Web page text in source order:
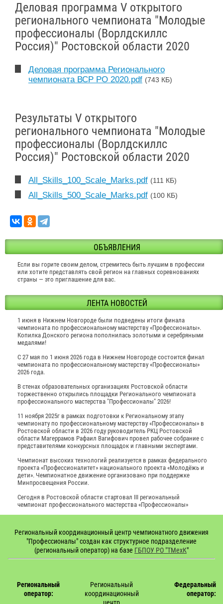
Деловая программа V открытого
регионального чемпионата "Молодые
профессионалы (Ворлдскиллс
Россия)" Ростовской области 2020
Деловая программа Регионального
чемпионата ВСР РО 2020.pdf (743 КБ)
Результаты V открытого
регионального чемпионата "Молодые
профессионалы (Ворлдскиллс
Россия)" Ростовской области 2020
All_Skills_100_Scale_Marks.pdf (111 КБ)
All_Skills_500_Scale_Marks.pdf (100 КБ)
ОБЪЯВЛЕНИЯ
Если вы горите своим делом, стремитесь быть лучшим в профессии
или хотите представлять свой регион на главных соревнованиях
страны — это приглашение для вас.
ЛЕНТА НОВОСТЕЙ
1 июня в Нижнем Новгороде были подведены итоги финала
чемпионата по профессиональному мастерству «Профессионалы».
Копилка Донского региона пополнилась золотыми и серебряными
медалями!
С 27 мая по 1 июня 2026 года в Нижнем Новгороде состоится финал
чемпионата по профессиональному мастерству «Профессионалы»
2026 года.
В стенах образовательных организациях Ростовской области
торжественно открылись площадки Регионального чемпионата
профессионального мастерства "Профессионалы" 2026!
11 ноября 2025г в рамках подготовки к Региональному этапу
чемпионату по профессиональному мастерству «Профессионалы» в
Ростовской области в 2026 году руководитель РКЦ Ростовской
области Магеррамов Рафаил Вагифович провел рабочее собрание с
представителями конкурсных площадок и главными экспертами.
Чемпионат высоких технологий реализуется в рамках федерального
проекта «Профессионалитет» национального проекта «Молодёжь и
дети». Чемпионатное движение организовано при поддержке
Минпросвещения России.
Сегодня в Ростовской области стартовал III региональный
чемпионат профессионального мастерства «Профессионалы»
Региональный координационный центр чемпионатного движения
"Профессионалы" создан как структурное подразделение
(региональный оператор) на базе ГБПОУ РО "ТМехК"
Региональный
оператор:
Региональный
координационный
Федеральный
оператор: